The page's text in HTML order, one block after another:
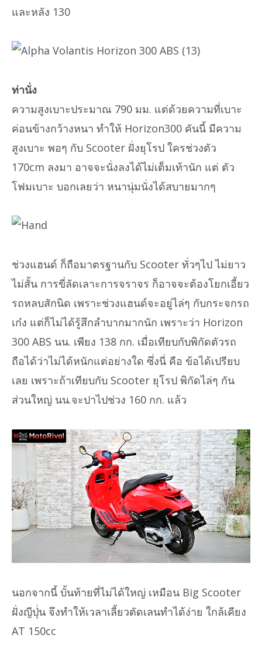
และหลัง 130
ท่านั่ง
ความสูงเบาะประมาณ 790 มม. แต่ด้วยความที่เบาะ
ค่อนข้างกว้างหนา ทำให้ Horizon300 คันนี้ มีความ
สูงเบาะ พอๆ กับ Scooter ฝั่งยุโรป ใครช่วงตัว
170cm ลงมา อาจจะนั่งลงได้ไม่เต็มเท้านัก แต่ ตัว
โฟมเบาะ บอกเลยว่า หนานุ่มนั่งได้สบายมากๆ
ช่วงแฮนด์ ก็ถือมาตรฐานกับ Scooter ทั่วๆไป ไม่ยาว
ไม่สั้น การขี่ลัดเลาะการจราจร ก็อาจจะต้องโยกเอี้ยว
รถหลบสักนิด เพราะช่วงแฮนด์จะอยู่ไล่ๆ กับกระจกรถ
เก๋ง แต่ก็ไม่ได้รู้สึกลำบากมากนัก เพราะว่า Horizon
300 ABS นน. เพียง 138 กก. เมื่อเทียบกับพิกัดตัวรถ
ถือได้ว่าไม่ได้หนักแต่อย่างใด ซึ่งนี่ คือ ข้อได้เปรียบ
เลย เพราะถ้าเทียบกับ Scooter ยุโรป พิกัดไล่ๆ กัน
ส่วนใหญ่ นน.จะปาไปช่วง 160 กก. แล้ว
นอกจากนี้ บั้นท้ายที่ไม่ได้ใหญ่ เหมือน Big Scooter
ฝั่งญีปุ่่น จึงทำให้เวลาเลี้ยวตัดเลนทำได้ง่าย ใกล้เคียง
AT 150cc